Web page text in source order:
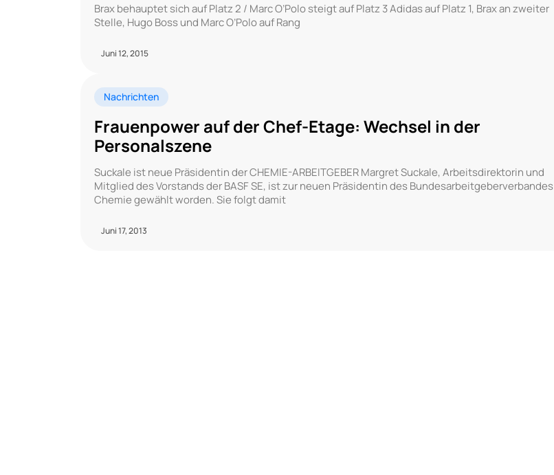
Brax behauptet sich auf Platz 2 / Marc O’Polo steigt auf Platz 3 Adidas auf Platz 1, Brax an zweiter
Stelle, Hugo Boss und Marc O’Polo auf Rang
Juni 12, 2015
Nachrichten
Frauenpower auf der Chef-Etage: Wechsel in der
Personalszene
Suckale ist neue Präsidentin der CHEMIE-ARBEITGEBER Margret Suckale, Arbeitsdirektorin und
Mitglied des Vorstands der BASF SE, ist zur neuen Präsidentin des Bundesarbeitgeberverbandes
Chemie gewählt worden. Sie folgt damit
Juni 17, 2013